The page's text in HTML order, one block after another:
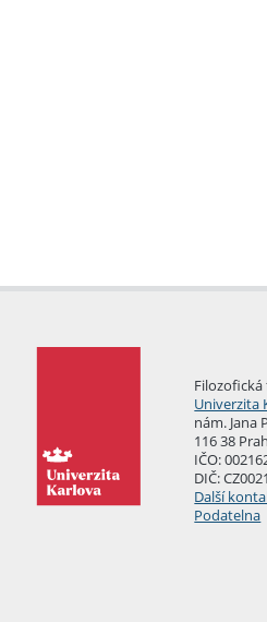
Univerzita
nám. Jana
116 38
IČO:
DIČ:
Další
Podatelna